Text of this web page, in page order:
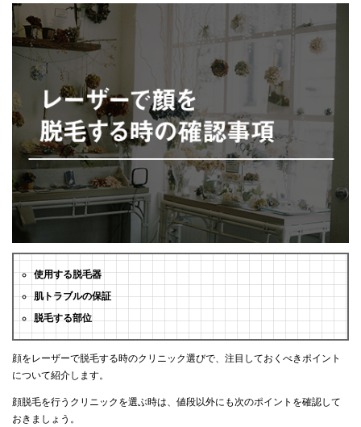
使用する脱毛器
肌トラブルの保証
脱毛する部位
顔をレーザーで脱毛する時のクリニック選びで、注目しておくべきポイント
について紹介します。
顔脱毛を行うクリニックを選ぶ時は、値段以外にも次のポイントを確認して
おきましょう。